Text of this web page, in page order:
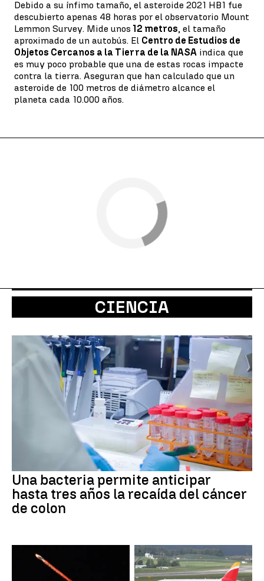
Debido a su ínfimo tamaño, el asteroide 2021 HB1 fue
descubierto apenas 48 horas por el observatorio Mount
Lemmon Survey. Mide unos 12 metros, el tamaño
aproximado de un autobús. El Centro de Estudios de
Objetos Cercanos a la Tierra de la NASA indica que
es muy poco probable que una de estas rocas impacte
contra la tierra. Aseguran que han calculado que un
asteroide de 100 metros de diámetro alcance el
planeta cada 10.000 años.
CIENCIA
Una bacteria permite anticipar
hasta tres años la recaída del cáncer
de colon